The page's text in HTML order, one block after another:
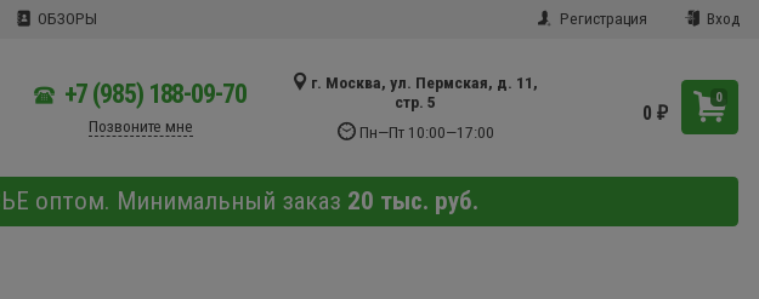
ОБЗОРЫ Регистрация Вход
+7 (985) 188-09-70
Позвоните мне
г. Москва, ул. Пермская, д. 11,
стр. 5
Пн—Пт 10:00—17:00
0
0₽
оптом. Минимальный заказ 20 тыс. руб.